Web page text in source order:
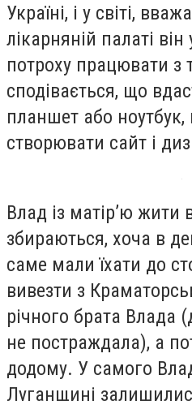
Україні, і у світі,
лікарняній палаті
потроху працювати з
сподівається, що
планшет або
створювати сайт і
Влад із матір’ю жити
збираються, хоча в
саме мали їхати до
вивезти з
річного брата Влада
не постраждала), а
додому. У самого
Луганщині